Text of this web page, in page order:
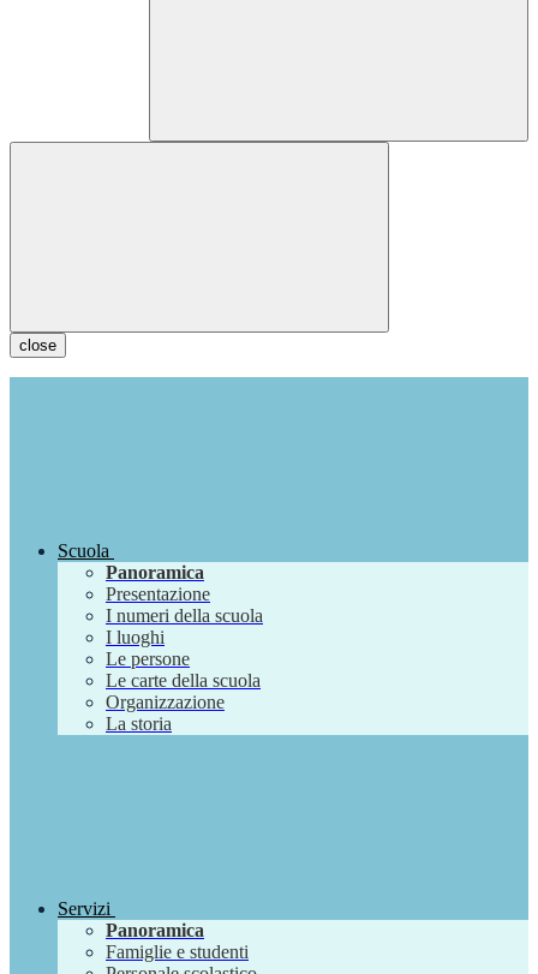
close
Scuola
Panoramica
Presentazione
I numeri della scuola
I luoghi
Le persone
Le carte della scuola
Organizzazione
La storia
Servizi
Panoramica
Famiglie e studenti